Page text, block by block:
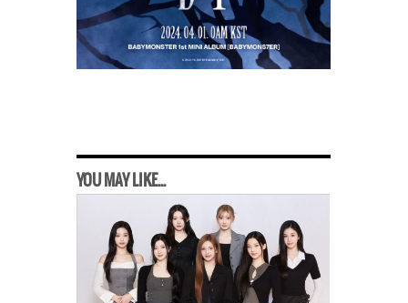
YOU MAY LIKE...